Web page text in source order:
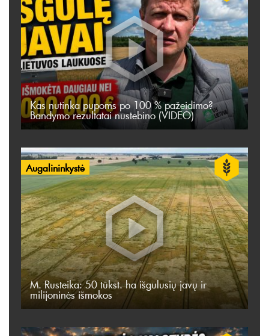
Kas nutinka pupoms po 100 % pažeidimo?
Bandymo rezultatai nustebino (VIDEO)
Augalininkystė
M. Rusteika: 50 tūkst. ha išgulusių javų ir
milijoninės išmokos